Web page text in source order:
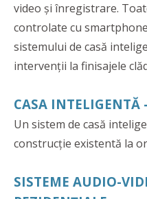
video și înregistrare.
controlate cu
sistemului de casă
intervenții la finisajele
CASA
Un sistem de casă
construcție existentă la
SISTEME AUDIO-